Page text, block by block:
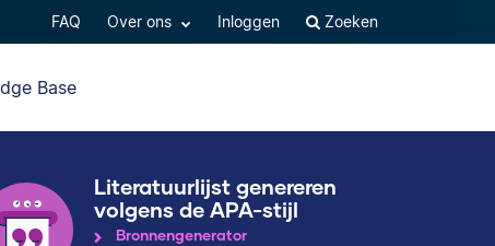
FAQ Over ons Inloggen Zoeken
Base
Literatuurlijst genereren
volgens de APA-stijl
Bronnengenerator